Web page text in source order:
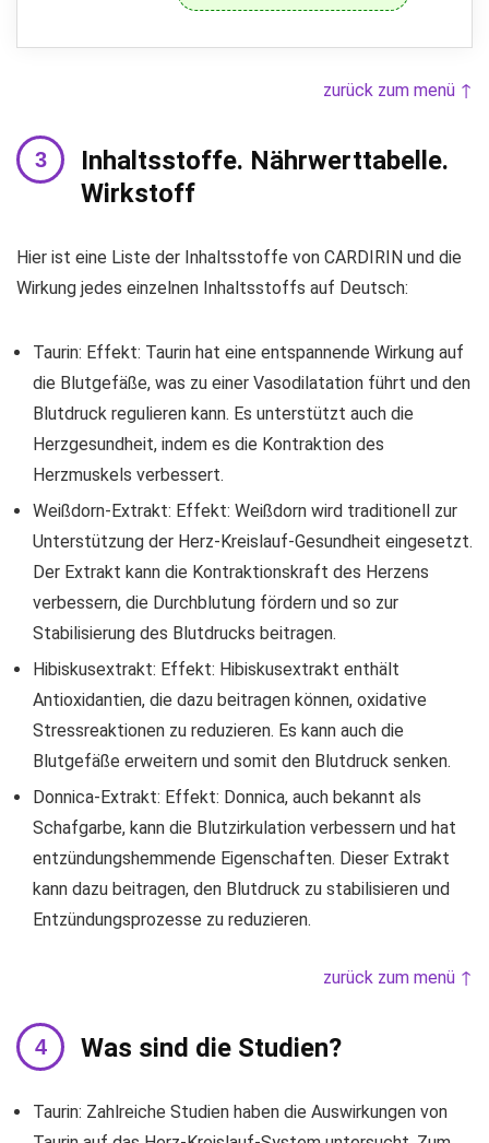
zurück zum menü ↑
Inhaltsstoffe. Nährwerttabelle.
Wirkstoff
Hier ist eine Liste der Inhaltsstoffe von CARDIRIN und die
Wirkung jedes einzelnen Inhaltsstoffs auf Deutsch:
Taurin: Effekt: Taurin hat eine entspannende Wirkung auf
die Blutgefäße, was zu einer Vasodilatation führt und den
Blutdruck regulieren kann. Es unterstützt auch die
Herzgesundheit, indem es die Kontraktion des
Herzmuskels verbessert.
Weißdorn-Extrakt: Effekt: Weißdorn wird traditionell zur
Unterstützung der Herz-Kreislauf-Gesundheit eingesetzt.
Der Extrakt kann die Kontraktionskraft des Herzens
verbessern, die Durchblutung fördern und so zur
Stabilisierung des Blutdrucks beitragen.
Hibiskusextrakt: Effekt: Hibiskusextrakt enthält
Antioxidantien, die dazu beitragen können, oxidative
Stressreaktionen zu reduzieren. Es kann auch die
Blutgefäße erweitern und somit den Blutdruck senken.
Donnica-Extrakt: Effekt: Donnica, auch bekannt als
Schafgarbe, kann die Blutzirkulation verbessern und hat
entzündungshemmende Eigenschaften. Dieser Extrakt
kann dazu beitragen, den Blutdruck zu stabilisieren und
Entzündungsprozesse zu reduzieren.
zurück zum menü ↑
Was sind die Studien?
Taurin: Zahlreiche Studien haben die Auswirkungen von